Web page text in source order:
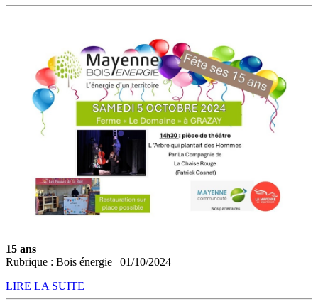
15 ans
Rubrique : Bois énergie | 01/10/2024
LIRE LA SUITE